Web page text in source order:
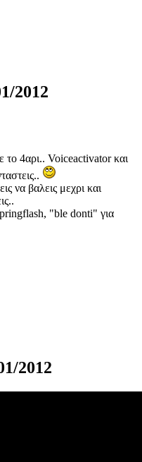
2012
το 4αρι.. Voiceactivator και
να βαλεις μεχρι και
"ble donti" για
2012